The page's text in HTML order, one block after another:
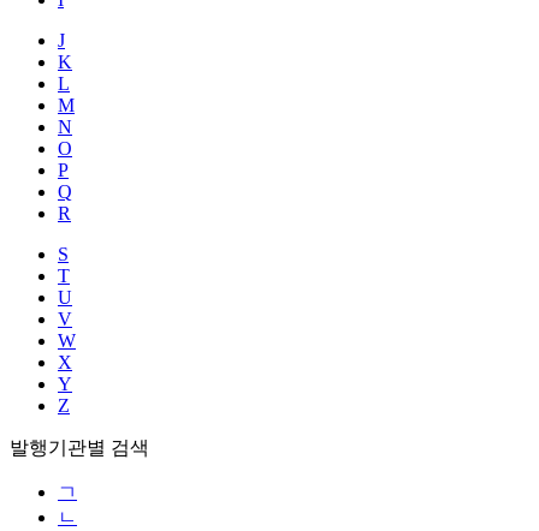
J
K
L
M
N
O
P
Q
R
S
T
U
V
W
X
Y
Z
발행기관별 검색
ㄱ
ㄴ